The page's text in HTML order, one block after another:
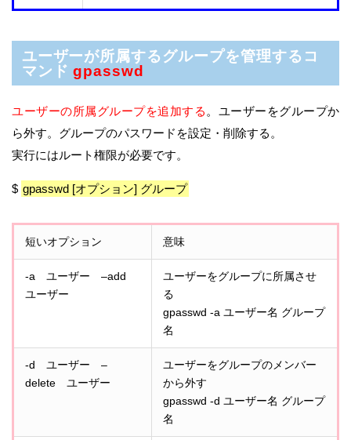
ユーザーが所属するグループを管理するコ
マンドgpasswd
ユーザーの所属グループを追加する 。ユーザーをグループか
ら外す。グループのパスワードを設定・削除する。
実行にはルート権限が必要です。
$ gpasswd [オプション] グループ
短いオプション 意味
-a ユーザー –add
ユーザー
ユーザーをグループに所属させ
る
gpasswd -a ユーザー名 グループ
名
-d ユーザー –
delete ユーザー
ユーザーをグループのメンバー
から外す
gpasswd -d ユーザー名 グループ
名